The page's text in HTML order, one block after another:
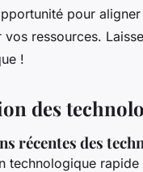
pour
vos ressources.
!
des
récentes des
technologique